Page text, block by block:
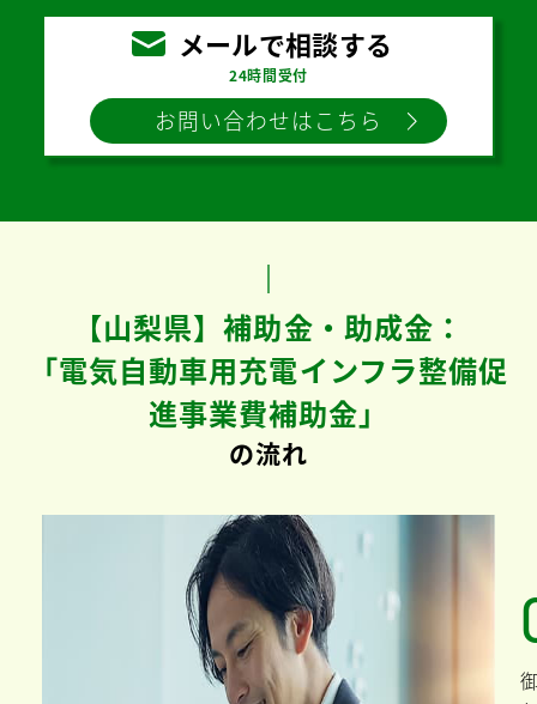
メールで相談する
24時間受付
お問い合わせはこちら
【山梨県】補助金・助成金：
「電気自動車用充電インフラ整備促
進事業費補助金」
の流れ